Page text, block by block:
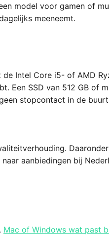
model voor gamen of
meeneemt.
Intel Core i5- of AMD
Een SSD van 512 GB of
stopcontact in de
aanbiedingen bij
Mac of Windows wat past